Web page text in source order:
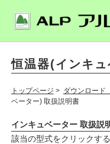
恒温器(インキ
トップページ > ダウンロード
ベーター) 取扱説明書
インキュベーター 取扱説
該当の型式をクリックす